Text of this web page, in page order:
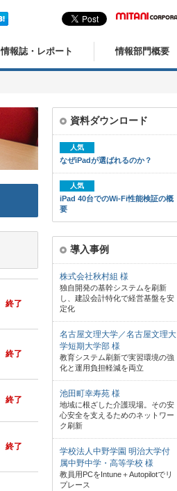
情報誌・レポート 情報部門概要
終了
終了
終了
終了
資料ダウンロード
人気
なぜiPadが選ばれるのか？
人気
iPad 40台でのWi-Fi性能検証の概
要
導入事例
株式会社秋村組 様
独自開発の基幹システムを刷新
し、建設会計特化で経営基盤を安
定化
名古屋文理大学／名古屋文理大
学短期大学部 様
教育システム刷新で実習環境の強
化と運用負担軽減を両立
池田町幸寿苑 様
地域に根ざした介護現場。その安
心安全を支えるためのネットワー
ク刷新
学校法人中野学園 明治大学付
属中野中学・高等学校 様
教員用PCをIntune＋Autopilotでリ
プレース